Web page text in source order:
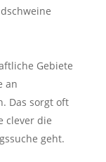
Gebiete
an
Das sorgt oft
clever die
geht.